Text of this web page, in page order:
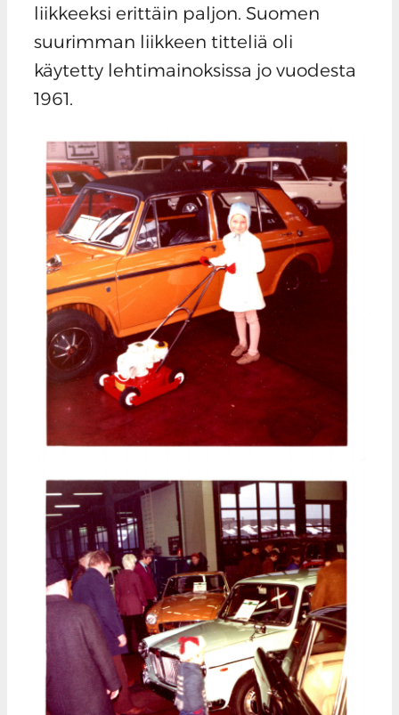
liikkeeksi erittäin paljon. Suomen
suurimman liikkeen titteliä oli
käytetty lehtimainoksissa jo vuodesta
1961.